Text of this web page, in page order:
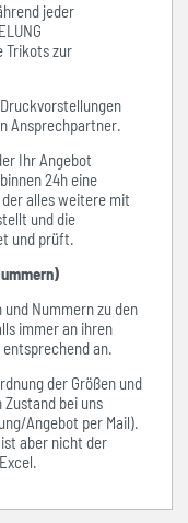
jeder
Trikots zur
Ansprechpartner.
Ihr Angebot
24h eine
alles weitere mit
und die
und prüft.
Nummern zu den
immer an ihren
an.
der Größen und
bei uns
Angebot per Mail).
aber nicht der